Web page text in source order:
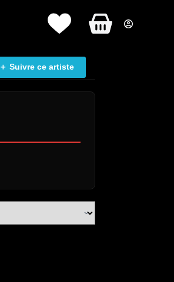
Panier
＋ Suivre ce artiste